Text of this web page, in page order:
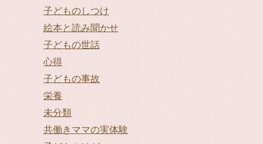
子どものしつけ
絵本と読み聞かせ
子どもの世話
心得
子どもの事故
栄養
未分類
共働きママの実体験